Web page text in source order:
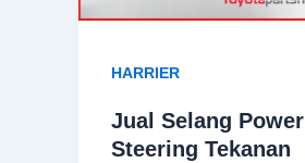
HARRIER
Jual Selang Power
Steering Tekanan